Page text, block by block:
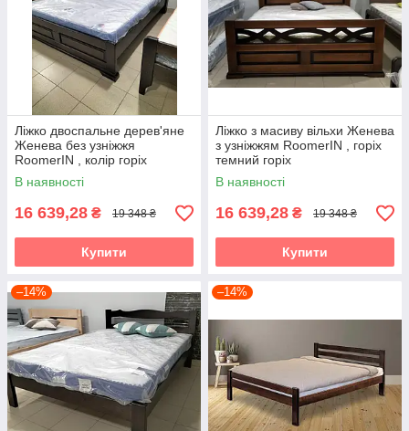
Ліжко двоспальне дерев'яне
Женева без узніжжя
RoomerIN , колір горіх
темний горіх
В наявності
16 639,28 ₴ 19 348 ₴
Купити
Ліжко з масиву вільхи Женева
з узніжжям RoomerIN , горіх
темний горіх
В наявності
16 639,28 ₴ 19 348 ₴
Купити
–14% –14%